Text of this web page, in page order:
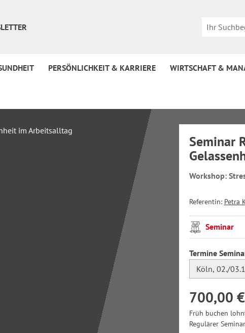
PERSÖNLICHKEIT & KARRIERE WIRTSCHAFT &
Seminar
Workshop:
Referentin: Petra
Seminar
Termine
700,00 €
Früh buchen
Regulärer